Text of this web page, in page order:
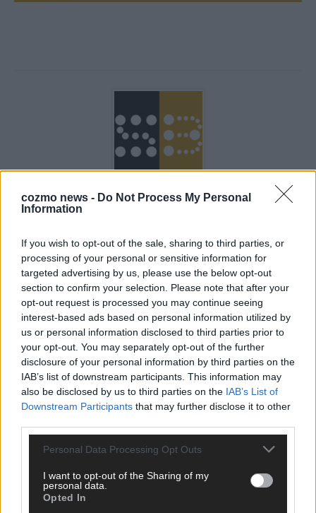
cozmo news - Do Not Process My Personal
Information
If you wish to opt-out of the sale, sharing to third parties, or
processing of your personal or sensitive information for
targeted advertising by us, please use the below opt-out
section to confirm your selection. Please note that after your
opt-out request is processed you may continue seeing
interest-based ads based on personal information utilized by
us or personal information disclosed to third parties prior to
your opt-out. You may separately opt-out of the further
disclosure of your personal information by third parties on the
IAB’s list of downstream participants. This information may
also be disclosed by us to third parties on the IAB’s List of
Downstream Participants that may further disclose it to other
Personal Data Processing Opt Outs
I want to opt-out of the Sharing of my
personal data.
Opted In
Über Redaktion | Stuttgarter Blatt 557 Artikel
Nachrichtenplattform mit Sitz in Stuttgart. Unsere Redaktion
berichtet fundiert, verständlich und aktuell über das Geschehen
in der Region, in Deutschland und der Welt. Wir verbinden
klassisches journalistisches Handwerk mit modernen
Erzählformen – klar, zuverlässig und nah an den Menschen.
KOMMENTARE
Hinterlasse einen Kommentar
Wir freuen uns auf deinen Beitrag!
Diskutiere mit und teile deine
Bitte nutze deinen Klarnamen (Vor- und Nachname) und eine
gültige E-Mail-Adresse (wird nicht veröffentlicht). Wir prüfen
jeden Kommentar kurz. Beiträge, die unsere